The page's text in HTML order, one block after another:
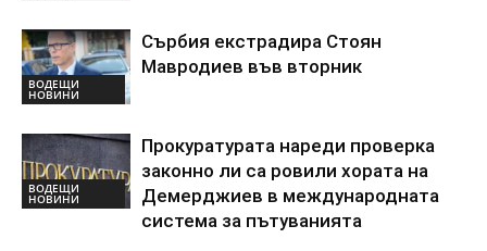
ВОДЕЩИ
НОВИНИ
Сърбия екстрадира Стоян
Мавродиев във вторник
ВОДЕЩИ
НОВИНИ
Прокуратурата нареди проверка
законно ли са ровили хората на
Демерджиев в международната
система за пътуванията